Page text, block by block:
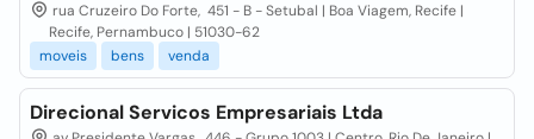
rua Cruzeiro Do Forte, 451 - B - Setubal | Boa Viagem, Recife |
Recife, Pernambuco | 51030-62
moveis
bens venda
Direcional Servicos Empresariais Ltda